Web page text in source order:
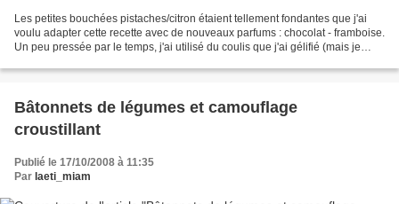
Les petites bouchées pistaches/citron étaient tellement fondantes que j'ai
voulu adapter cette recette avec de nouveaux parfums : chocolat - framboise.
Un peu pressée par le temps, j'ai utilisé du coulis que j'ai gélifié (mais je
Bâtonnets de légumes et camouflage
croustillant
Publié le 17/10/2008 à 11:35
Par laeti_miam